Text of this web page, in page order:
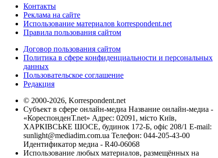
Контакты
Реклама на сайте
Использование материалов korrespondent.net
Правила пользования сайтом
Договор пользования сайтом
Политика в сфере конфиденциальности и персональных
данных
Пользовательское соглашение
Редакция
© 2000-2026, Korrespondent.net
Субъект в сфере онлайн-медиа Название онлайн-медиа -
«КореспонденТ.net» Адрес: 02091, місто Київ,
ХАРКІВСЬКЕ ШОСЕ, будинок 172-Б, офіс 208/1 E-mail:
sunlight@mediadim.com.ua Телефон: 044-205-43-00
Идентификатор медиа - R40-06068
Использование любых материалов, размещённых на